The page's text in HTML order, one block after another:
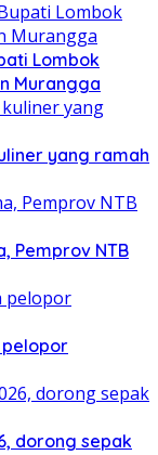
Lombok
Murangga
yang ramah
Pemprov NTB
pelopor
dorong sepak